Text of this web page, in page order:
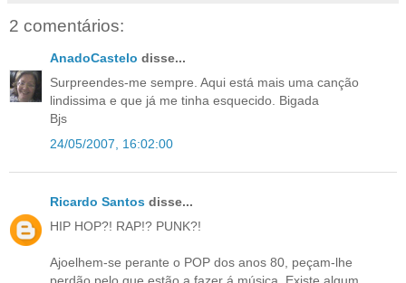
2 comentários:
AnadoCastelo disse...
Surpreendes-me sempre. Aqui está mais uma canção
lindissima e que já me tinha esquecido. Bigada
Bjs
24/05/2007, 16:02:00
Ricardo Santos disse...
HIP HOP?! RAP!? PUNK?!
Ajoelhem-se perante o POP dos anos 80, peçam-lhe